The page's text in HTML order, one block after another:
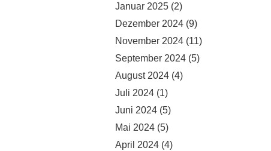
Januar 2025 (2)
Dezember 2024 (9)
November 2024 (11)
September 2024 (5)
August 2024 (4)
Juli 2024 (1)
Juni 2024 (5)
Mai 2024 (5)
April 2024 (4)